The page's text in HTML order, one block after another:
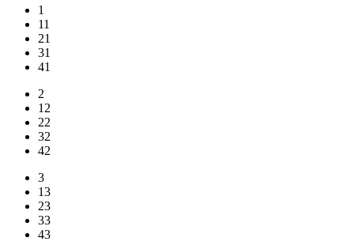
1
11
21
31
41
2
12
22
32
42
3
13
23
33
43